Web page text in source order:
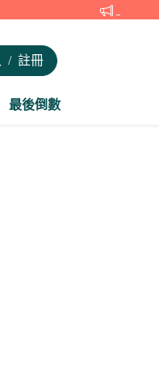
【夢谷
/ 註冊
最後倒數